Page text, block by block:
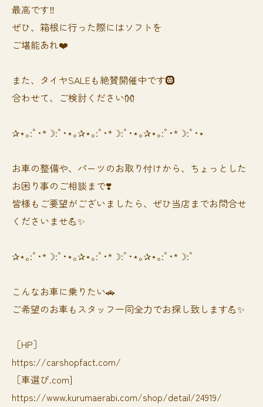
最高です‼️
ぜひ、箱根に行った際にはソフトを
ご堪能あれ❤️
また、タイヤSALEも絶賛開催中です🛞
合わせて、ご検討ください👐
✰⋆｡:ﾟ･*☽:ﾟ･⋆｡✰⋆｡:ﾟ･*☽:ﾟ･⋆｡✰⋆｡:ﾟ･*☽:ﾟ･⋆
お車の整備や、パーツのお取り付けから、ちょっとした
お困り事のご相談まで❣️
皆様もご要望がございましたら、ぜひ当店までお問合せ
くださいませ💪✨
✰⋆｡:ﾟ･*☽:ﾟ･⋆｡✰⋆｡:ﾟ･*☽:ﾟ･⋆｡✰⋆｡:ﾟ･*☽:ﾟ
⁡⁡⁡こんなお車に乗りたい🚗
ご希望のお車もスタッフ一同全力でお探し致します💪✨
［HP］
https://carshopfact.com/
［車選び.com]
https://www.kurumaerabi.com/shop/detail/24919/